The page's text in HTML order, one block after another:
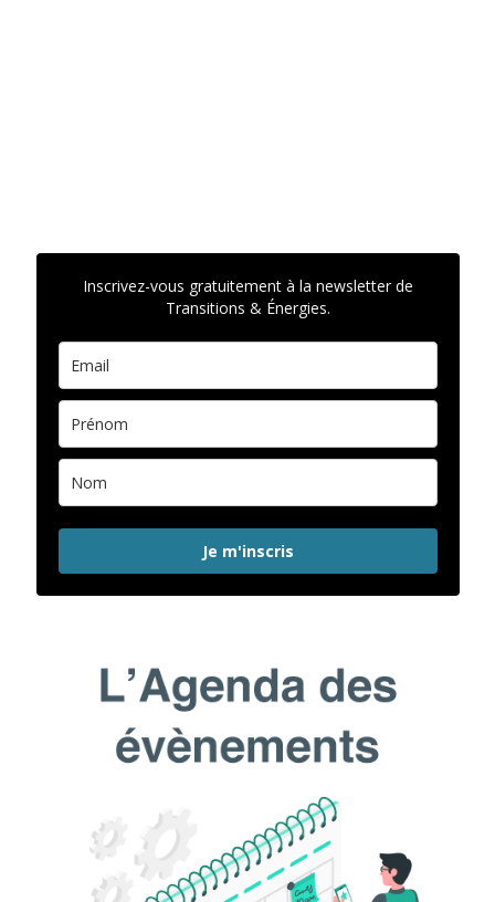
Inscrivez-vous gratuitement à la newsletter de
Transitions & Énergies.
Je m'inscris